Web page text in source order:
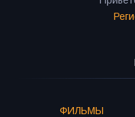
ФИЛЬМЫ